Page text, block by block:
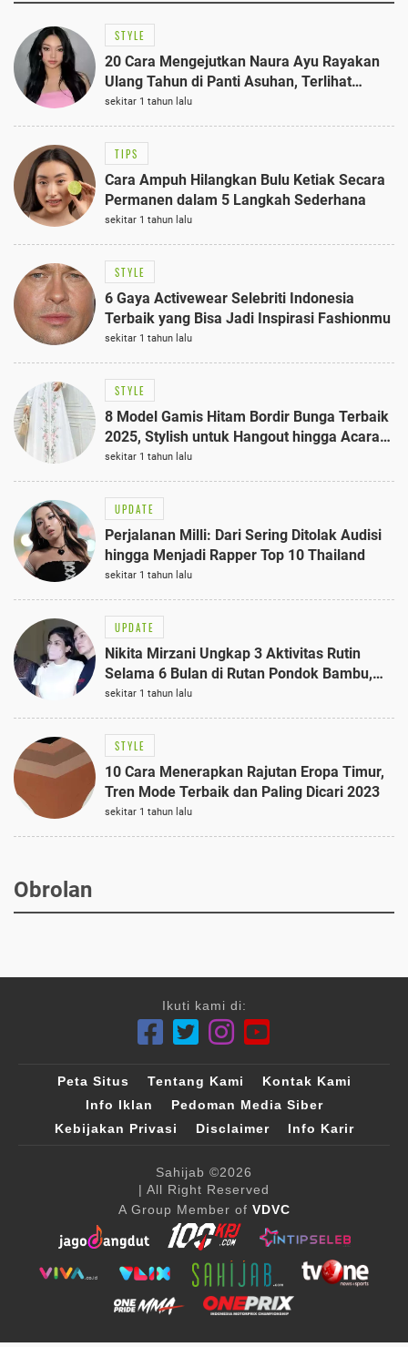
STYLE
20 Cara Mengejutkan Naura Ayu Rayakan
Ulang Tahun di Panti Asuhan, Terlihat
Anggun dengan Kaftan Cokelat
sekitar 1 tahun lalu
TIPS
Cara Ampuh Hilangkan Bulu Ketiak Secara
Permanen dalam 5 Langkah Sederhana
sekitar 1 tahun lalu
STYLE
6 Gaya Activewear Selebriti Indonesia
Terbaik yang Bisa Jadi Inspirasi Fashionmu
sekitar 1 tahun lalu
STYLE
8 Model Gamis Hitam Bordir Bunga Terbaik
2025, Stylish untuk Hangout hingga Acara
Semi-Formal
sekitar 1 tahun lalu
UPDATE
Perjalanan Milli: Dari Sering Ditolak Audisi
hingga Menjadi Rapper Top 10 Thailand
sekitar 1 tahun lalu
UPDATE
Nikita Mirzani Ungkap 3 Aktivitas Rutin
Selama 6 Bulan di Rutan Pondok Bambu,
Terungkap!
sekitar 1 tahun lalu
STYLE
10 Cara Menerapkan Rajutan Eropa Timur,
Tren Mode Terbaik dan Paling Dicari 2023
sekitar 1 tahun lalu
Obrolan
Ikuti kami di:
Peta Situs Tentang Kami
Kontak Kami
Info Iklan
Pedoman Media Siber
Kebijakan Privasi
Disclaimer Info Karir
Sahijab ©2026
| All Right Reserved
A Group Member of VDVC